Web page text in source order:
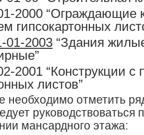
2000 “Ограждающие
гипсокартонных
2003“Здания
2001 “Конструкции с
листов”
необходимо отметить
руководствоваться
мансардного этажа: